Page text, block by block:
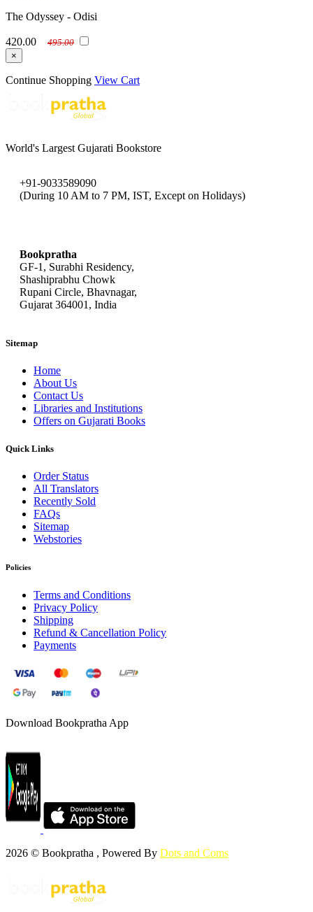
The Odyssey - Odisi
420.00
495.00
×
Continue Shopping View Cart
World's Largest Gujarati Bookstore
+91-9033589090
(During 10 AM to 7 PM, IST, Except on Holidays)
Bookpratha
GF-1, Surabhi Residency,
Shashiprabhu Chowk
Rupani Circle, Bhavnagar,
Gujarat 364001, India
Sitemap
Home
About Us
Contact Us
Libraries and Institutions
Offers on Gujarati Books
Quick Links
Order Status
All Translators
Recently Sold
FAQs
Sitemap
Webstories
Policies
Terms and Conditions
Privacy Policy
Shipping
Refund & Cancellation Policy
Payments
Download Bookpratha App
2026 © Bookpratha , Powered By Dots and Coms